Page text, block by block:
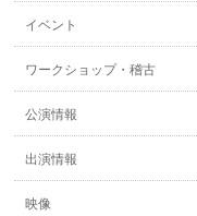
イベント
ワークショップ・稽古
公演情報
出演情報
映像